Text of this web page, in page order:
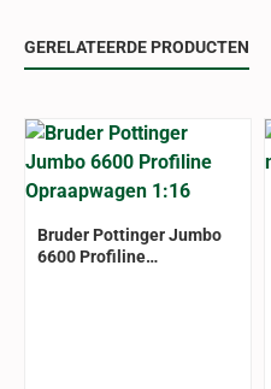
GERELATEERDE PRODUCTEN
Bruder Pottinger Jumbo
6600 Profiline